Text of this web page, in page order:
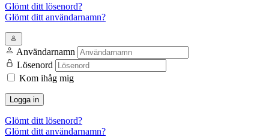
Glömt ditt lösenord?
Glömt ditt användarnamn?
Användarnamn
Lösenord
Kom ihåg mig
Logga in
Glömt ditt lösenord?
Glömt ditt användarnamn?